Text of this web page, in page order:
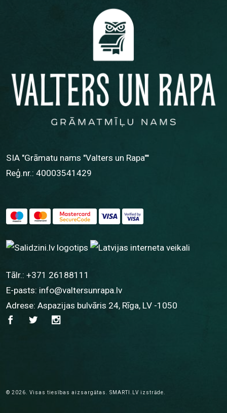
SIA "Grāmatu nams "Valters un Rapa""
Reģ.nr.: 40003541429
Tālr.: +371 26188111
E-pasts: info@valtersunrapa.lv
Adrese: Aspazijas bulvāris 24, Rīga, LV -1050
© 2026. Visas tiesības aizsargātas. SMARTI.LV izstrāde.